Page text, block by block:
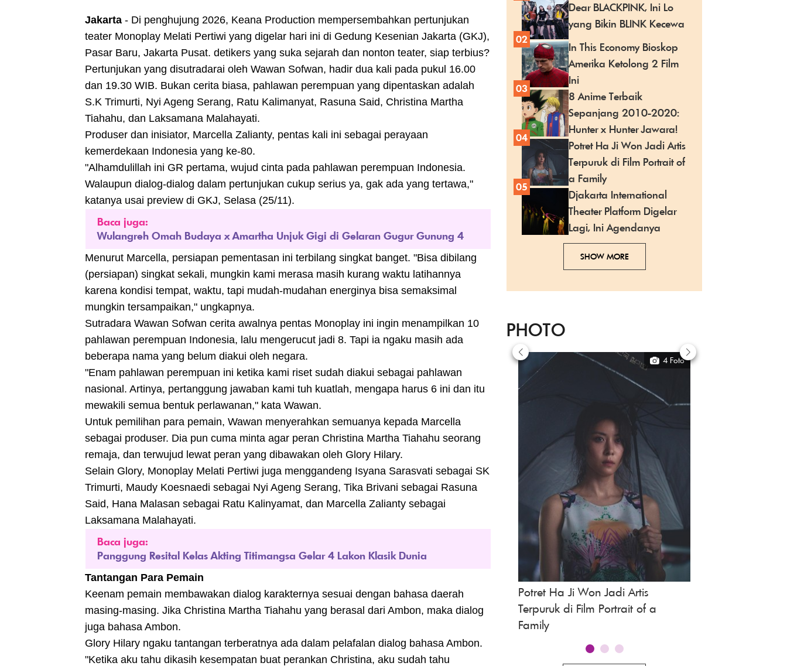
Jakarta - Di penghujung 2026, Keana Production mempersembahkan pertunjukan
teater Monoplay Melati Pertiwi yang digelar hari ini di Gedung Kesenian Jakarta (GKJ),
Pasar Baru, Jakarta Pusat. detikers yang suka sejarah dan nonton teater, siap terbius?
Pertunjukan yang disutradarai oleh Wawan Sofwan, hadir dua kali pada pukul 16.00
dan 19.30 WIB. Bukan cerita biasa, pahlawan perempuan yang dipentaskan adalah
S.K Trimurti, Nyi Ageng Serang, Ratu Kalimanyat, Rasuna Said, Christina Martha
Tiahahu, dan Laksamana Malahayati.
Produser dan inisiator, Marcella Zalianty, pentas kali ini sebagai perayaan
kemerdekaan Indonesia yang ke-80.
"Alhamdulillah ini GR pertama, wujud cinta pada pahlawan perempuan Indonesia.
Walaupun dialog-dialog dalam pertunjukan cukup serius ya, gak ada yang tertawa,"
katanya usai preview di GKJ, Selasa (25/11).
Baca juga:
Wulangreh Omah Budaya x Amartha Unjuk Gigi di Gelaran Gugur Gunung 4
Menurut Marcella, persiapan pementasan ini terbilang singkat banget. "Bisa dibilang
(persiapan) singkat sekali, mungkin kami merasa masih kurang waktu latihannya
karena kondisi tempat, waktu, tapi mudah-mudahan energinya bisa semaksimal
mungkin tersampaikan," ungkapnya.
Sutradara Wawan Sofwan cerita awalnya pentas Monoplay ini ingin menampilkan 10
pahlawan perempuan Indonesia, lalu mengerucut jadi 8. Tapi ia ngaku masih ada
beberapa nama yang belum diakui oleh negara.
"Enam pahlawan perempuan ini ketika kami riset sudah diakui sebagai pahlawan
nasional. Artinya, pertanggung jawaban kami tuh kuatlah, mengapa harus 6 ini dan itu
mewakili semua bentuk perlawanan," kata Wawan.
Untuk pemilihan para pemain, Wawan menyerahkan semuanya kepada Marcella
sebagai produser. Dia pun cuma minta agar peran Christina Martha Tiahahu seorang
remaja, dan terwujud lewat peran yang dibawakan oleh Glory Hilary.
Selain Glory, Monoplay Melati Pertiwi juga menggandeng Isyana Sarasvati sebagai SK
Trimurti, Maudy Koesnaedi sebagai Nyi Ageng Serang, Tika Brivani sebagai Rasuna
Said, Hana Malasan sebagai Ratu Kalinyamat, dan Marcella Zalianty sebagai
Laksamana Malahayati.
Baca juga:
Panggung Resital Kelas Akting Titimangsa Gelar 4 Lakon Klasik Dunia
Tantangan Para Pemain
Keenam pemain membawakan dialog karakternya sesuai dengan bahasa daerah
masing-masing. Jika Christina Martha Tiahahu yang berasal dari Ambon, maka dialog
juga bahasa Ambon.
Glory Hilary ngaku tantangan terberatnya ada dalam pelafalan dialog bahasa Ambon.
"Ketika aku tahu dikasih kesempatan buat perankan Christina, aku sudah tahu
Dear BLACKPINK, Ini Lo
yang Bikin BLINK Kecewa
02
In This Economy Bioskop
Amerika Ketolong 2 Film
Ini
03
8 Anime Terbaik
Sepanjang 2010-2020:
Hunter x Hunter Jawara!
04
Potret Ha Ji Won Jadi Artis
Terpuruk di Film Portrait of
a Family
05
Djakarta International
Theater Platform Digelar
Lagi, Ini Agendanya
SHOW MORE
PHOTO
4 Foto
Potret Ha Ji Won Jadi Artis
Terpuruk di Film Portrait of a
Family